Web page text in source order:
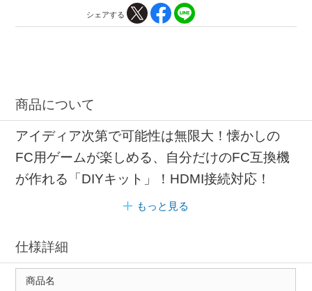
シェアする
商品について
アイディア次第で可能性は無限大！懐かしの
FC用ゲームが楽しめる、自分だけのFC互換機
が作れる「DIYキット」！HDMI接続対応！
もっと見る
仕様詳細
商品名